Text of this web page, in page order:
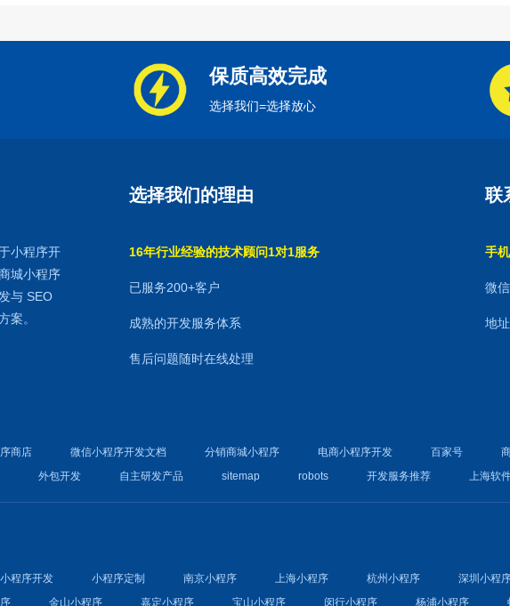
保质高效完成
选择我们=选择放心
小程序开
城小程序
与 SEO
案。
选择我们的理由
16年行业经验的技术顾问1对1服务
已服务200+客户
成熟的开发服务体系
售后问题随时在线处理
联
手
微
地
商店 微信小程序开发文档 分销商城小程序 电商小程序开发 百家号
外包开发 自主研发产品 sitemap robots 开发服务推荐 上海软
小程序开发 小程序定制 南京小程序 上海小程序 杭州小程序 深圳小程
金山小程序 嘉定小程序 宝山小程序 闵行小程序 杨浦小程序